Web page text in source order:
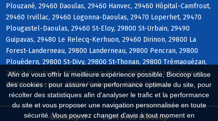
Afin de vous offrir la meilleure expérience possible, Biocoop utilise
des cookies : pour assurer une performance optimale du site, pour
récolter des statistiques afin d'analyser le trafic et la performance
du site et vous proposer une navigation personnalisée en toute
sécurité. Vous pouvez changer d'avis à tout moment en
Plouzané, 29460 Daoulas, 29460 Hanvec, 29460 Hôpital-Camfrout,
29460 Irvillac, 29460 Logonna-Daoulas, 29470 Loperhet, 29470
Plougastel-Daoulas, 29460 St-Eloy, 29800 St-Urbain, 29490
Guipavas, 29480 Le Relecq-Kerhuon, 29460 Dirinon, 29800 La
Forest-Landerneau, 29800 Landerneau, 29800 Pencran, 29800
Plouédern, 29800 St-Divy, 29800 St-Thonan, 29800 Trémaouézan,
29260 Ploudaniel, 29860 Bourg-Blanc, 29860 KerSt-Plabennec,
29860 Le Drennec, 29860 Plabennec, 29860 Plouvien
Biocoop.fr Le réseau Biocoop